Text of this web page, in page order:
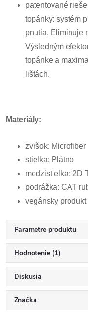
patentované
topánky: systém
pnutia. Eliminuje
Výsledným
topánke a
lištách.
Materiály:
zvršok: Microfiber
stielka: Plátno
medzistielka: 2D
podrážka: CAT
vegánsky produkt
Parametre produktu
Hodnotenie (1)
Diskusia
Značka